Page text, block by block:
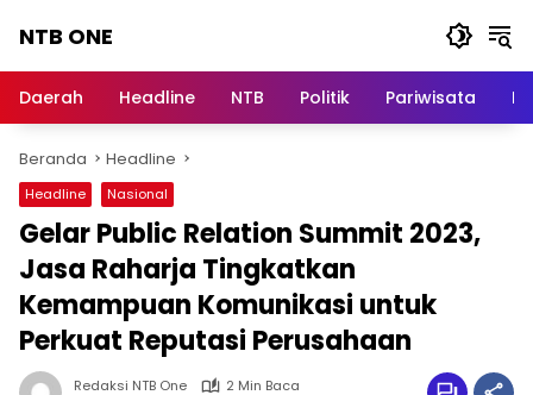
NTB ONE
dan
Berita
Lombok
Daerah Headline NTB Politik Pariwisata
Beranda Headline
Headline Nasional
Gelar Public Relation Summit 2023,
Jasa Raharja Tingkatkan
Kemampuan Komunikasi untuk
Perkuat Reputasi Perusahaan
Redaksi NTB One
2 Min Baca